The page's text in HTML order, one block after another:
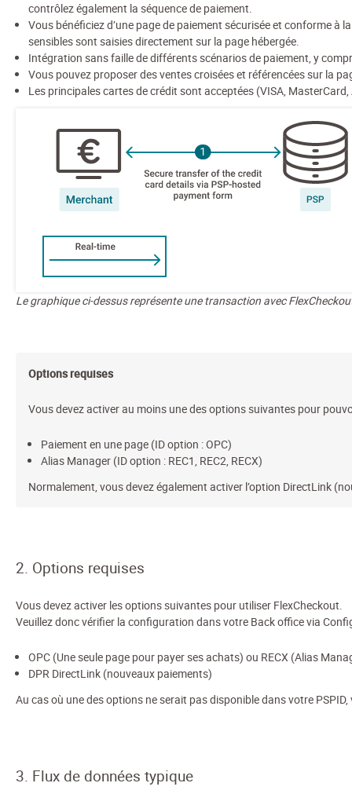
contrôlez également la séquence de paiement.
Vous bénéficiez d’une page de paiement sécurisée et conforme
sensibles sont saisies directement sur la page hébergée.
Intégration sans faille de différents scénarios de paiement, y
Vous pouvez proposer des ventes croisées et référencées sur la
Les principales cartes de crédit sont acceptées (VISA,
Le graphique ci-dessus représente une transaction avec
Options requises
Vous devez activer au moins une des options suivantes pour
Paiement en une page (ID option : OPC)
Alias Manager (ID option : REC1, REC2, RECX)
Normalement, vous devez également activer l’option DirectLink
2. Options requises
Vous devez activer les options suivantes pour utiliser FlexCheckout.
Veuillez donc vérifier la configuration dans votre Back office via
OPC (Une seule page pour payer ses achats) ou RECX (Alias
DPR DirectLink (nouveaux paiements)
Au cas où une des options ne serait pas disponible dans votre
3. Flux de données typique